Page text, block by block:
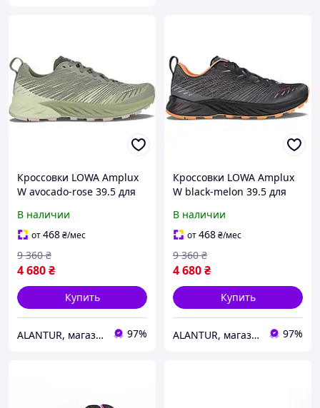
Кроссовки LOWA Amplux
W avocado-rose 39.5 для
туризма
В наличии
от468₴/мес
4 680₴
9 360 ₴
Купить
ALANTUR, магазин туристичного спорядження та велосипедів 97%
Кроссовки LOWA Amplux
W black-melon 39.5 для
туризма
В наличии
от468₴/мес
4 680₴
9 360 ₴
Купить
ALANTUR, магазин туристичного спорядження та велосипедів 97%